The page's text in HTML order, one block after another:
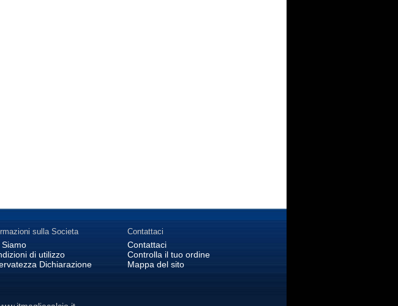
sulla Societa
Siamo
di utilizzo
Dichiarazione
Contattaci
Contattaci
Controlla il tuo ordine
Mappa del sito